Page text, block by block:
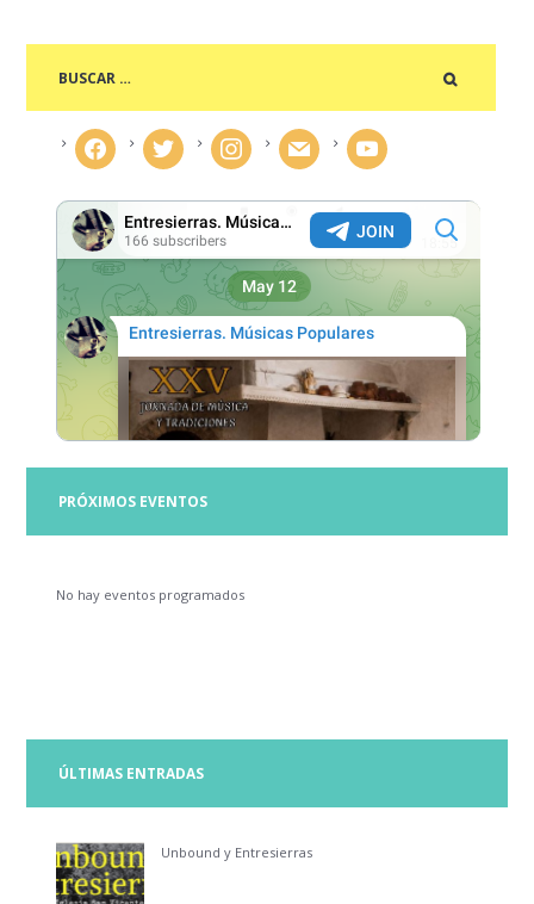
facebook twitter instagram mail youtube
PRÓXIMOS EVENTOS
No hay eventos programados
ÚLTIMAS ENTRADAS
Unbound y Entresierras